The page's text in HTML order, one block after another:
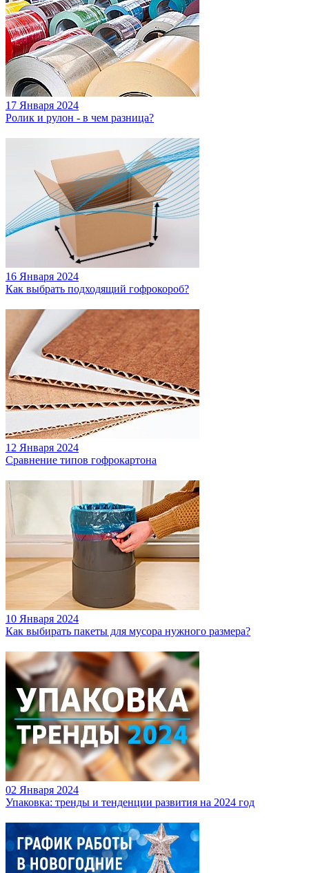
17 Января 2024
Ролик и рулон - в чем разница?
16 Января 2024
Как выбрать подходящий гофрокороб?
12 Января 2024
Сравнение типов гофрокартона
10 Января 2024
Как выбирать пакеты для мусора нужного размера?
02 Января 2024
Упаковка: тренды и тенденции развития на 2024 год